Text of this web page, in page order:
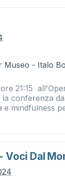
Museo - Italo
21:15
conferenza
mindfulness
Voci Dal